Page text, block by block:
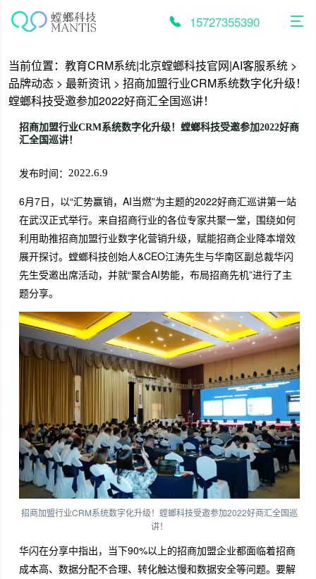
15727355390
当前位置： 教育CRM系统|北京螳螂科技官网|AI客服系统 >
品牌动态 > 最新资讯 > 招商加盟行业CRM系统数字化升级！
螳螂科技受邀参加2022好商汇全国巡讲！
招商加盟行业CRM系统数字化升级！螳螂科技受邀参加2022好商
汇全国巡讲！
发布时间： 2022.6.9
6月7日，以“汇势赢销，AI当燃”为主题的2022好商汇巡讲第一站
在武汉正式举行。来自招商行业的各位专家共聚一堂，围绕如何
利用助推招商加盟行业数字化营销升级，赋能招商企业降本增效
展开探讨。螳螂科技创始人&CEO江涛先生与华南区副总裁华闪
先生受邀出席活动，并就“聚合AI势能，布局招商先机”进行了主
题分享。
招商加盟行业CRM系统数字化升级！螳螂科技受邀参加2022好商汇全国巡
讲！
华闪在分享中指出，当下90%以上的招商加盟企业都面临着招商
成本高、数据分配不合理、转化触达慢和数据安全等问题。要解